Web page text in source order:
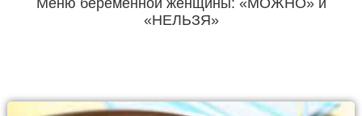
«НЕЛЬЗЯ»